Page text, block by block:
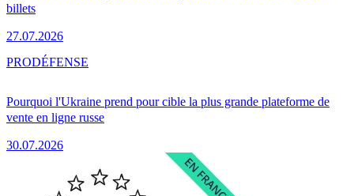
billets
27.07.2026
Pourquoi l'Ukraine prend pour cible la plus grande plateforme de
vente en ligne russe
30.07.2026
PRODÉFENSE